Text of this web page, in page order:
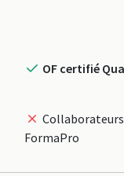
OF certifié
FormaPro